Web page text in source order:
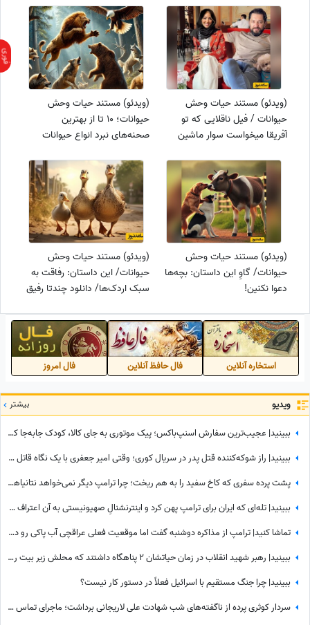
(ویدئو) مستند حیات وحش
حیوانات / فیل ناقلایی که تو
آفریقا میخواست سوار ماشین
مختاری بشه😍
(ویدئو) مستند حیات وحش
حیوانات؛ 10 تا از بهترین
صحنه‌های نبرد انواع حیوانات
(ویدئو) مستند حیات وحش
حیوانات/ گاوِ این داستان: بچه‌ها
دعوا نکنین!
(ویدئو) مستند حیات وحش
حیوانات/ این داستان: رفاقت به
سبک اردک‌ها/ دانلود چندتا رفیق
استخاره آنلاین فال حافظ آنلاین فال امروز
ویدیو بیشتر
ببینید| عجیب‌ترین سفارش اسنپ‌باکس؛ پیک موتوری به جای کالا، کودک جابه‌جا کرد!
ببینید| راز شوکه‌کننده قتل پدر در سریال کوری؛ وقتی امیر جعفری با یک نگاه قاتل را گیر انداخت!
پشت پرده سفری که کاخ سفید را به هم ریخت؛ چرا ترامپ دیگر نمی‌خواهد نتانیاهو را ببیند؟
ببینید| تله‌ای که ایران برای ترامپ پهن کرد و اینترنشنالِ صهیونیستی به آن اعتراف کرد!
تماشا کنید| ترامپ از مذاکره دوشنبه گفت اما موقعیت فعلی عراقچی آب پاکی رو دست کاخ‌سفیدنشینان ریخت؛ وزیر امورخارجه کجاست؟
ببینید| رهبر شهید انقلاب در زمان حیاتشان 2 پناهگاه داشتند که محلش زیر بیت رهبری نبود، یکی از آنها در ...
ببینید| چرا جنگ مستقیم با اسرائیل فعلاً در دستور کار نیست؟
سردار کوثری پرده از ناگفته‌های شب شهادت علی لاریجانی برداشت؛ ماجرای تماس آخر پسر شهید لاریجانی چه بود؟